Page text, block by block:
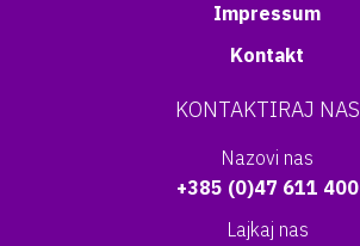
Impressum
Kontakt
KONTAKTIRAJ NAS
Nazovi nas
+385 (0)47 611 400
Lajkaj nas